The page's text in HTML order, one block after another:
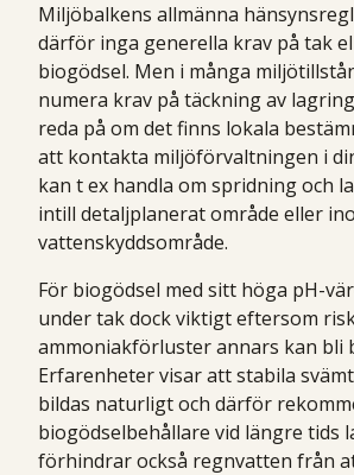
Miljöbalkens allmänna
därför inga generella krav på tak
biogödsel. Men i många
numera krav på täckning av
reda på om det finns lokala
att kontakta miljöförvaltningen i
kan t ex handla om spridning och
intill detaljplanerat område eller
vattenskyddsområde.
För biogödsel med sitt höga pH-
under tak dock viktigt eftersom
ammoniakförluster annars kan bli
Erfarenheter visar att stabila
bildas naturligt och därför
biogödselbehållare vid längre tids
förhindrar också regnvatten från